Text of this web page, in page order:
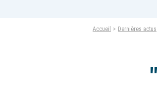
Accueil Dernières actus